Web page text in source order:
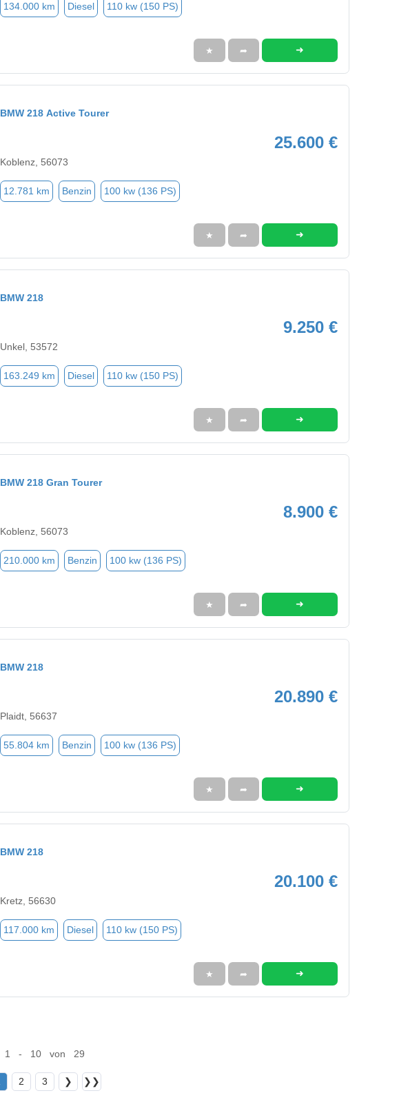
134.000 km Diesel 110 kw (150 PS)
★ ➦ ➜
BMW 218 Active Tourer
25.600 €
Koblenz, 56073
12.781 km Benzin 100 kw (136 PS)
★ ➦ ➜
BMW 218
9.250 €
Unkel, 53572
163.249 km Diesel 110 kw (150 PS)
★ ➦ ➜
BMW 218 Gran Tourer
8.900 €
Koblenz, 56073
210.000 km Benzin 100 kw (136 PS)
★ ➦ ➜
BMW 218
20.890 €
Plaidt, 56637
55.804 km Benzin 100 kw (136 PS)
★ ➦ ➜
BMW 218
20.100 €
Kretz, 56630
117.000 km Diesel 110 kw (150 PS)
★ ➦ ➜
1 - 10 von 29
2 3 ❯ ❯❯